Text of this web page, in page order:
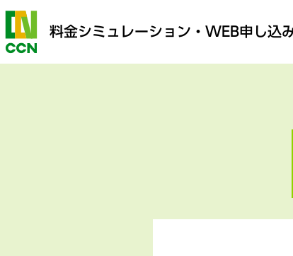
料金シミュレーション ・WEB申し込